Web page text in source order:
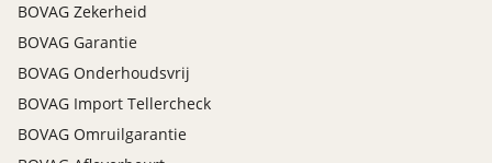
BOVAG Zekerheid
BOVAG Garantie
BOVAG Onderhoudsvrij
BOVAG Import Tellercheck
BOVAG Omruilgarantie